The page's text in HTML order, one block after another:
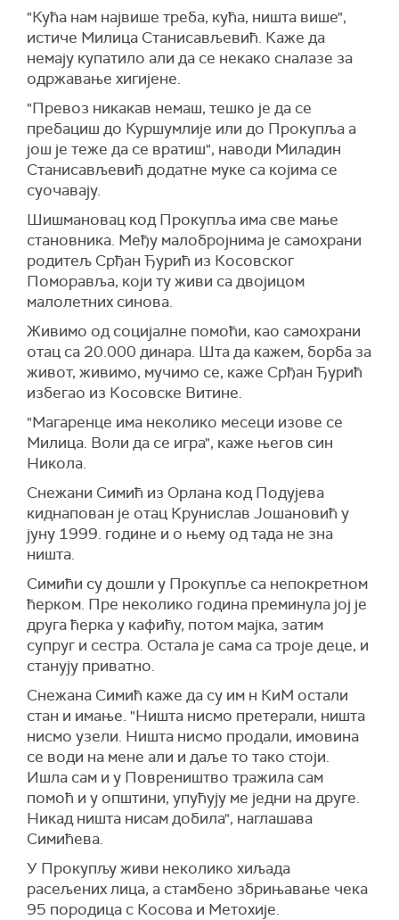
"Кућа нам највише треба, кућа, ништа више",
истиче Милица Станисављевић. Каже да
немају купатило али дa се некако сналазе за
одржавање хигијене.
"Превоз никакав немаш, тешко је да се
пребациш до Куршумлије или до Прокупља а
још је теже да се вратиш", наводи Миладин
Станисављевић додатне муке са којима се
суочавају.
Шишмановац код Прокупља има све мање
становника. Међу малобројнима је самохрани
родитељ Срђан Ђурић из Косовског
Поморавља, који ту живи са двојицом
малолетних синова.
Живимо од социјалне помоћи, као самохрани
отац са 20.000 динара. Шта да кажем, борба за
живот, живимо, мучимо се, каже Срђан Ђурић
избегао из Косовске Витине.
"Магаренце има неколико месеци изове се
Милица. Воли да се игра", каже његов син
Никола.
Снежани Симић из Орлана код Подујева
киднапован је отац Крунислав Јошановић у
јуну 1999. године и о њему од тада не зна
ништа.
Симићи су дошли у Прокупље са непокретном
ћерком. Пре неколико година преминула јој је
друга ћерка у кафићу, потом мајка, затим
супруг и сестра. Остала је сама са троје деце, и
станују приватно.
Снежана Симић каже да су им н КиМ остали
стан и имање. "Ништа нисмо претерали, ништа
нисмо узели. Ништа нисмо продали, имовина
се води на мене али и даље то тако стоји.
Ишла сам и у Повреништво тражила сам
помоћ и у општини, упућују ме једни на друге.
Никад ништа нисам добила", наглашава
Симићева.
У Прокупљу живи неколико хиљада
расељених лица, а стамбено збрињавање чека
95 породица с Косова и Метохије.